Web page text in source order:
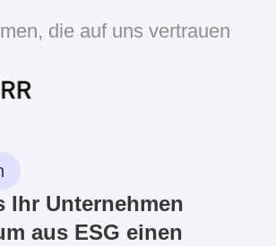
die auf uns vertrauen
Ihr Unternehmen
aus ESG einen